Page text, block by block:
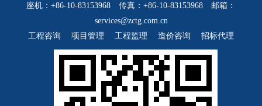
座机：+86-10-83153968 传真：+86-10-83153968 邮箱：
services@zctg.com.cn
工程咨询
项目管理 工程监理 造价咨询 招标代理